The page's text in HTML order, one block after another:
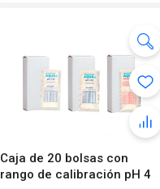
Caja de 20 bolsas con
rango de calibración pH 4